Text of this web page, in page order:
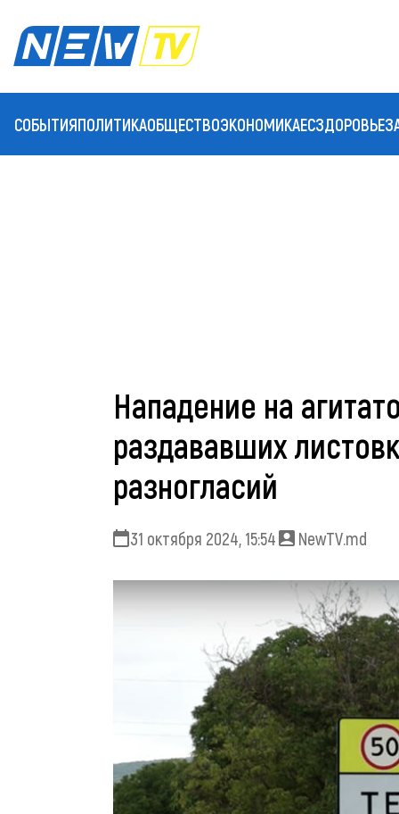
СОБЫТИЯПОЛИТИКАОБЩЕСТВОЭКОНОМИКАЕСЗДОРОВЬЕ
Нападение на
раздававших
разногласий
31 октября 2024, 15:54 NewTV.md